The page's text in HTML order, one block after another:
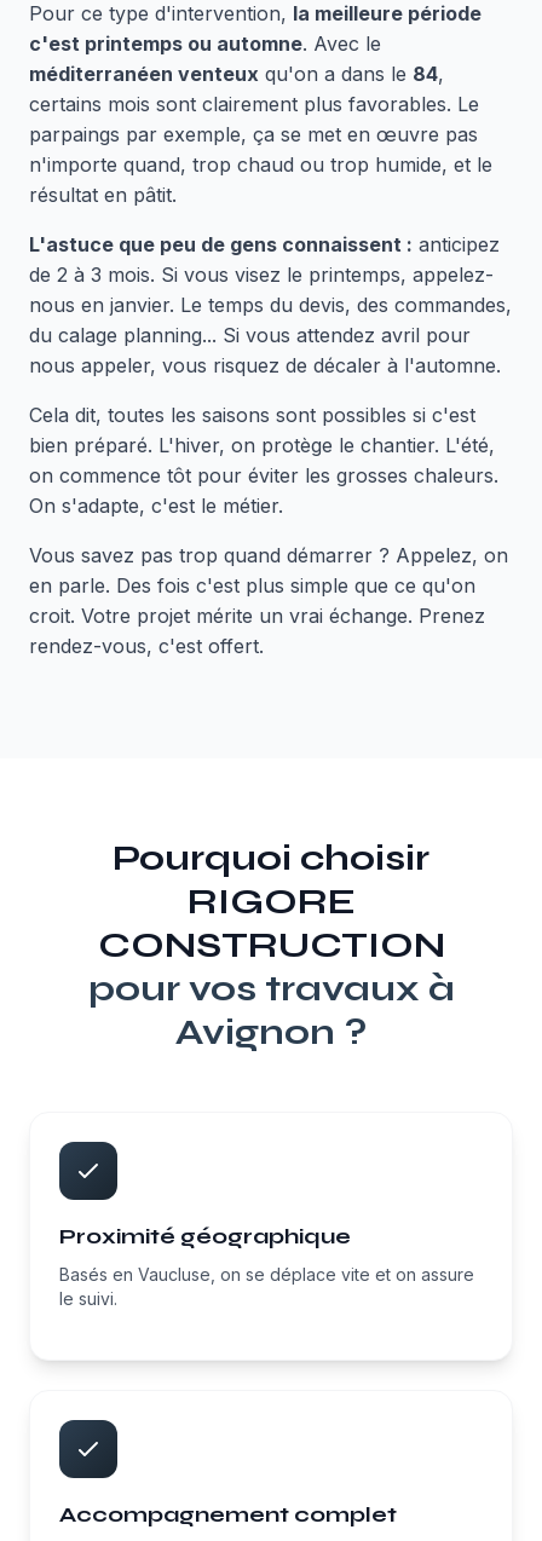
Pour ce type d'intervention, la meilleure période
c'est printemps ou automne. Avec le
méditerranéen venteux qu'on a dans le 84,
certains mois sont clairement plus favorables. Le
parpaings par exemple, ça se met en œuvre pas
n'importe quand, trop chaud ou trop humide, et le
résultat en pâtit.
L'astuce que peu de gens connaissent : anticipez
de 2 à 3 mois. Si vous visez le printemps, appelez-
nous en janvier. Le temps du devis, des commandes,
du calage planning... Si vous attendez avril pour
nous appeler, vous risquez de décaler à l'automne.
Cela dit, toutes les saisons sont possibles si c'est
bien préparé. L'hiver, on protège le chantier. L'été,
on commence tôt pour éviter les grosses chaleurs.
On s'adapte, c'est le métier.
Vous savez pas trop quand démarrer ? Appelez, on
en parle. Des fois c'est plus simple que ce qu'on
croit. Votre projet mérite un vrai échange. Prenez
rendez-vous, c'est offert.
Pourquoi choisir
RIGORE
CONSTRUCTION
pour vos travaux à
Avignon ?
Proximité géographique
Basés en Vaucluse, on se déplace vite et on assure
le suivi.
Accompagnement complet